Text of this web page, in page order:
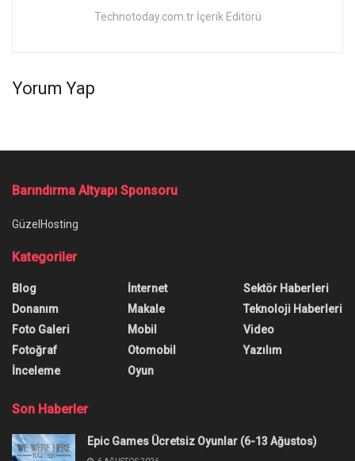
Technotoday.com.tr İçerik Editörü
Yorum Yap
Barındırma Altyapı Sponsoru
GüzelHosting
Kategoriler
Blog
Donanım
Foto Galeri
Fotoğraf
İnceleme
İnternet
Makale
Mobil
Otomobil
Oyun
Sektör Haberleri
Teknoloji Haberleri
Video
Yazılım
Son Haberler
Epic Games Ücretsiz Oyunlar (6-13 Ağustos)